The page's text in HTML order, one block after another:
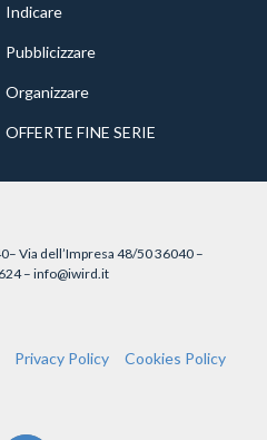
Indicare
Pubblicizzare
Organizzare
OFFERTE FINE SERIE
Via dell’Impresa 48/50 36040 –
– info@iwird.it
Privacy Policy
Cookies Policy